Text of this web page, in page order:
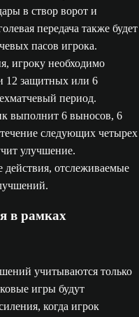
в створ ворот и
передача также будет
пасов игрока.
игроку необходимо
12 защитных или 6
период.
выполнит 6 выносов, 6
следующих четырех
улучшение.
отслеживаемые
в рамках
учитываются только
игры будут
когда игрок